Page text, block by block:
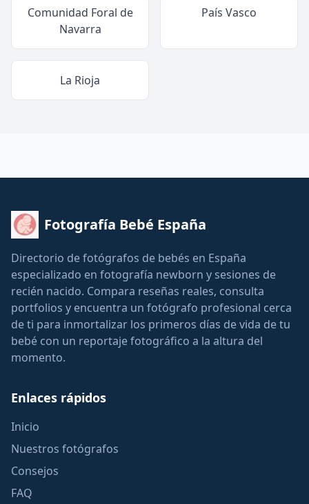
Comunidad Foral de
Navarra
País Vasco
La Rioja
Fotografía Bebé España
Directorio de fotógrafos de bebés en España
especializado en fotografía newborn y sesiones de
recién nacido. Compara reseñas reales, consulta
portfolios y encuentra un fotógrafo profesional cerca
de ti para inmortalizar los primeros días de vida de tu
bebé con un reportaje fotográfico a la altura del
momento.
Enlaces rápidos
Inicio
Nuestros fotógrafos
Consejos
FAQ